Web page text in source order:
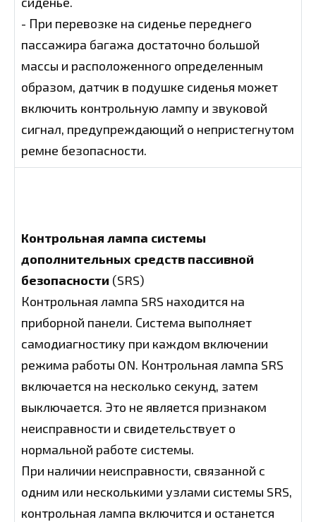
- При перевозке на сиденье переднего
пассажира багажа достаточно большой
массы и расположенного определенным
образом, датчик в подушке сиденья может
включить контрольную лампу и звуковой
сигнал, предупреждающий о непристегнутом
ремне безопасности.
Контрольная лампа системы
дополнительных средств пассивной
безопасности (SRS)
Контрольная лампа SRS находится на
приборной панели. Система выполняет
самодиагностику при каждом включении
режима работы ON. Контрольная лампа SRS
включается на несколько секунд, затем
выключается. Это не является признаком
неисправности и свидетельствует о
нормальной работе системы.
При наличии неисправности, связанной с
одним или несколькими узлами системы SRS,
контрольная лампа включится и останется